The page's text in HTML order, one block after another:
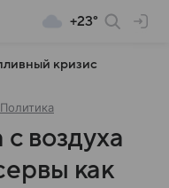
+23°
кризис
Политика
воздуха
как